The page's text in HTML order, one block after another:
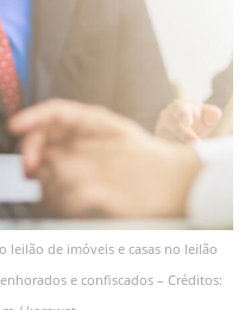
leilão de imóveis e casas no leilão
e confiscados – Créditos: